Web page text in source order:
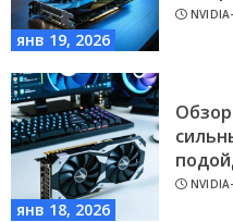
янв 19, 2026
янв 18, 2026
Обзор